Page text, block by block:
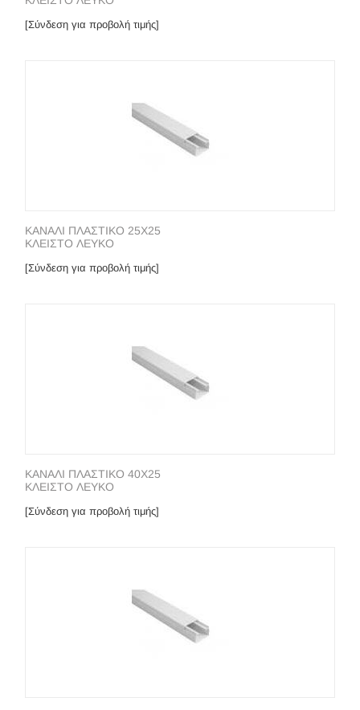
[Σύνδεση για προβολή τιμής]
ΚΑΝΑΛΙ ΠΛΑΣΤΙΚΟ 25Χ25
ΚΛΕΙΣΤΟ ΛΕΥΚΟ
[Σύνδεση για προβολή τιμής]
ΚΑΝΑΛΙ ΠΛΑΣΤΙΚΟ 40Χ25
ΚΛΕΙΣΤΟ ΛΕΥΚΟ
[Σύνδεση για προβολή τιμής]